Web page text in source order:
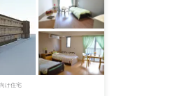
721（無料）
：00
設情報を掲載
、条件にあった施設を選ぶ
特徴
が完全無料で施設探しをサ
け住宅